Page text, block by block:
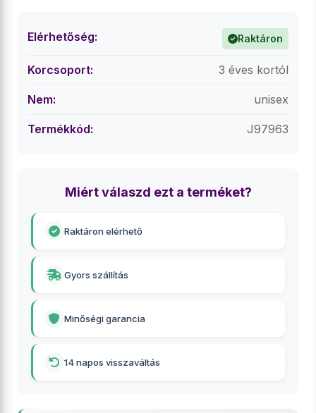
Elérhetőség: Raktáron
Korcsoport: 3 éves kortól
Nem: unisex
Termékkód: J97963
Miért válaszd ezt a terméket?
Raktáron elérhető
Gyors szállítás
Minőségi garancia
14 napos visszaváltás